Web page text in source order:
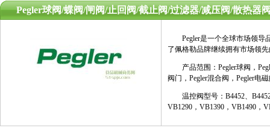
Pegler球阀/蝶阀/闸阀/止回阀/截止阀/过滤器/减压阀/散热器
Pegler是一个全球市场领导品
了佩格勒品牌继续拥有市场领
产品范围：Pegler球阀，
阀门，Pegler混合阀，Pegler电
温控阀型号：B4452、B4452/
VB1290，VB1390，VB1490，